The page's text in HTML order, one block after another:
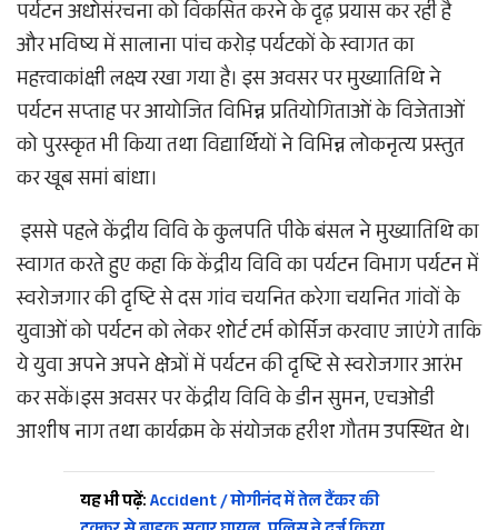
पर्यटन अधोसंरचना को विकसित करने के दृढ़ प्रयास कर रही है
और भविष्य में सालाना पांच करोड़ पर्यटकों के स्वागत का
महत्त्वाकांक्षी लक्ष्य रखा गया है। इस अवसर पर मुख्यातिथि ने
पर्यटन सप्ताह पर आयोजित विभिन्न प्रतियोगिताओं के विजेताओं
को पुरस्कृत भी किया तथा विद्यार्थियों ने विभिन्न लोकनृत्य प्रस्तुत
कर खूब समां बांधा।
इससे पहले केंद्रीय विवि के कुलपति पीके बंसल ने मुख्यातिथि का
स्वागत करते हुए कहा कि केंद्रीय विवि का पर्यटन विभाग पर्यटन में
स्वरोजगार की दृष्टि से दस गांव चयनित करेगा चयनित गांवों के
युवाओं को पर्यटन को लेकर शोर्ट टर्म कोर्सिज करवाए जाएंगे ताकि
ये युवा अपने अपने क्षेत्रों में पर्यटन की दृष्टि से स्वरोजगार आरंभ
कर सकें।इस अवसर पर केंद्रीय विवि के डीन सुमन, एचओडी
आशीष नाग तथा कार्यक्रम के संयोजक हरीश गौतम उपस्थित थे।
यह भी पढ़ें:Accident / मोगीनंद में तेल टैंकर की